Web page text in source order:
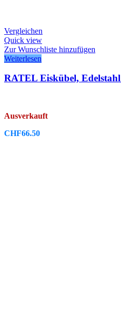
Vergleichen
Quick view
Zur Wunschliste hinzufügen
Weiterlesen
RATEL Eiskübel,
Ausverkauft
CHF66.50